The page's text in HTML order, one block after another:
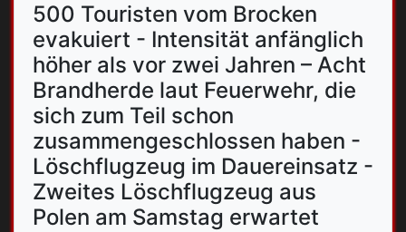
500 Touristen vom Brocken
evakuiert - Intensität anfänglich
höher als vor zwei Jahren – Acht
Brandherde laut Feuerwehr, die
sich zum Teil schon
zusammengeschlossen haben -
Löschflugzeug im Dauereinsatz -
Zweites Löschflugzeug aus
Polen am Samstag erwartet